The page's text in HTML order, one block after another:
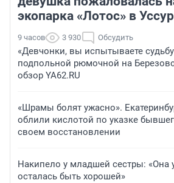
экопарка «Лотос» в
9 часов 3 930 Обсудить
«Девчонки, вы испытываете
подпольной рюмочной на
обзор YA62.RU
«Шрамы болят ужасно».
облили кислотой по указке
своем восстановлении
Накипело у младшей сестры: «Она
осталась быть хорошей»